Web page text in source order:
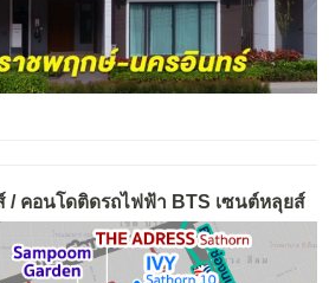
/ คอนโดติดรถไฟฟ้า BTS เซนต์หลุยส์